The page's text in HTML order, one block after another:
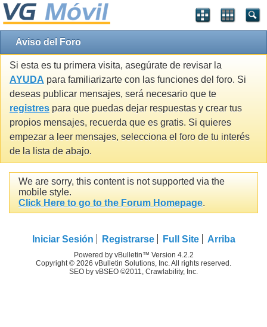
Aviso del Foro
Si esta es tu primera visita, asegúrate de revisar la
AYUDA para familiarizarte con las funciones del foro. Si
deseas publicar mensajes, será necesario que te
registres para que puedas dejar respuestas y crear tus
propios mensajes, recuerda que es gratis. Si quieres
empezar a leer mensajes, selecciona el foro de tu interés
de la lista de abajo.
We are sorry, this content is not supported via the
mobile style.
Click Here to go to the Forum Homepage.
Iniciar Sesión Registrarse Full Site Arriba
Powered by vBulletin™ Version 4.2.2
Copyright © 2026 vBulletin Solutions, Inc. All rights reserved.
SEO by vBSEO ©2011, Crawlability, Inc.